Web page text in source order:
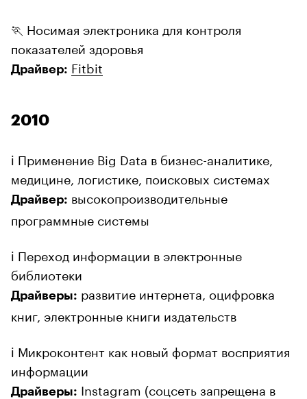
🏃 Носимая электроника для контроля
показателей здоровья
Драйвер: Fitbit
2010
ℹ️ Применение Big Data в бизнес-аналитике,
медицине, логистике, поисковых системах
Драйвер: высокопроизводительные
программные системы
ℹ️ Переход информации в электронные
библиотеки
Драйверы: развитие интернета, оцифровка
книг, электронные книги издательств
ℹ️ Микроконтент как новый формат восприятия
информации
Драйверы: Instagram (соцсеть запрещена в